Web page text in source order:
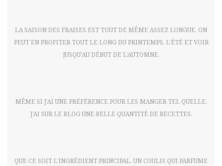
LA SAISON DES FRAISES EST TOUT DE MÊME ASSEZ LONGUE. ON
PEUT EN PROFITER TOUT LE LONG DU PRINTEMPS, L’ÉTÉ ET VOIR
JUSQU’AU DÉBUT DE L’AUTOMNE.
MÊME SI J’AI UNE PRÉFÉRENCE POUR LES MANGER TEL QUELLE,
J’AI SUR LE BLOG UNE BELLE QUANTITÉ DE RECETTES.
QUE CE SOIT L’INGRÉDIENT PRINCIPAL, UN COULIS QUI PARFUME